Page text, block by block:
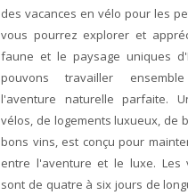
des vacances en vélo pour les
vous pourrez explorer et
faune et le paysage uniques
pouvons travailler
l'aventure naturelle parfaite.
vélos, de logements luxueux, de
bons vins, est conçu pour
entre l'aventure et le luxe. Les
sont de quatre à six jours de